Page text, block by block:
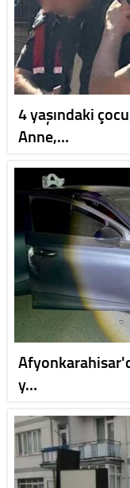
4 yaşındaki
Anne,…
y…